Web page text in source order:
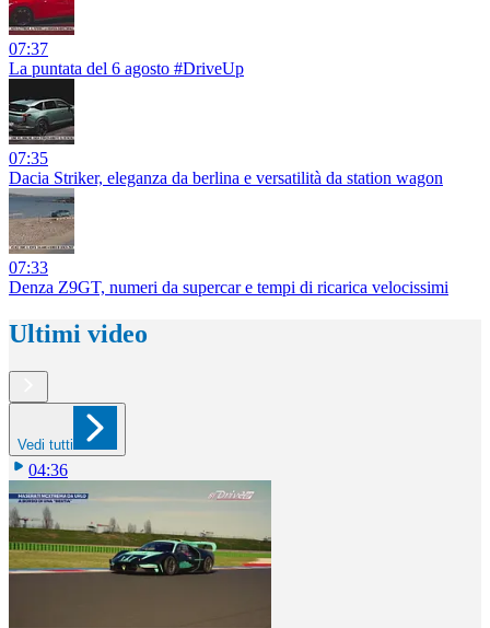
07:37
La puntata del 6 agosto #DriveUp
07:35
Dacia Striker, eleganza da berlina e versatilità da station wagon
07:33
Denza Z9GT, numeri da supercar e tempi di ricarica velocissimi
Ultimi video
Vedi tutti
04:36